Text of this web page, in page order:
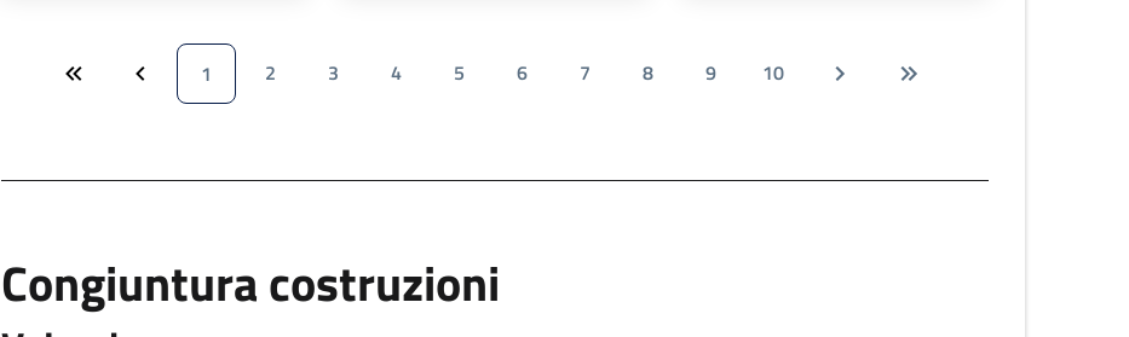
1 2 3 4 5 6 7 8 9 10
Congiuntura costruzioni